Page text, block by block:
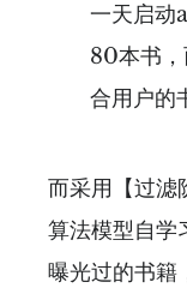
一天启动
80本书，
合用户的
而采用【过滤
算法模型自学
曝光过的书籍